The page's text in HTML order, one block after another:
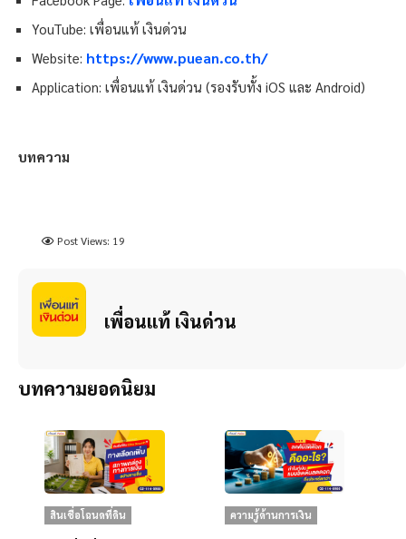
YouTube: เพื่อนแท้ เงินด่วน
Website: https://www.puean.co.th/
Application: เพื่อนแท้ เงินด่วน (รองรับทั้ง iOS และ Android)
บทความ
Post Views: 19
เพื่อนแท้ เงินด่วน
บทความยอดนิยม
สินเชื่อโฉนดที่ดิน ความรู้ด้านการเงิน